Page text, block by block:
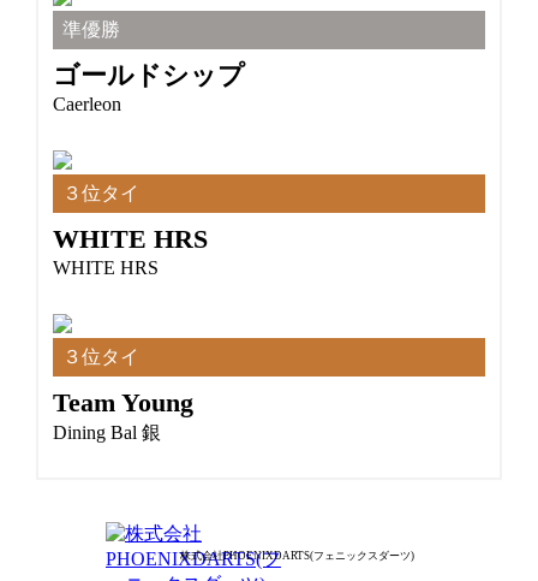
準優勝
ゴールドシップ
Caerleon
３位タイ
WHITE HRS
WHITE HRS
３位タイ
Team Young
Dining Bal 銀
株式会社PHOENIXDARTS(フェニックスダーツ)